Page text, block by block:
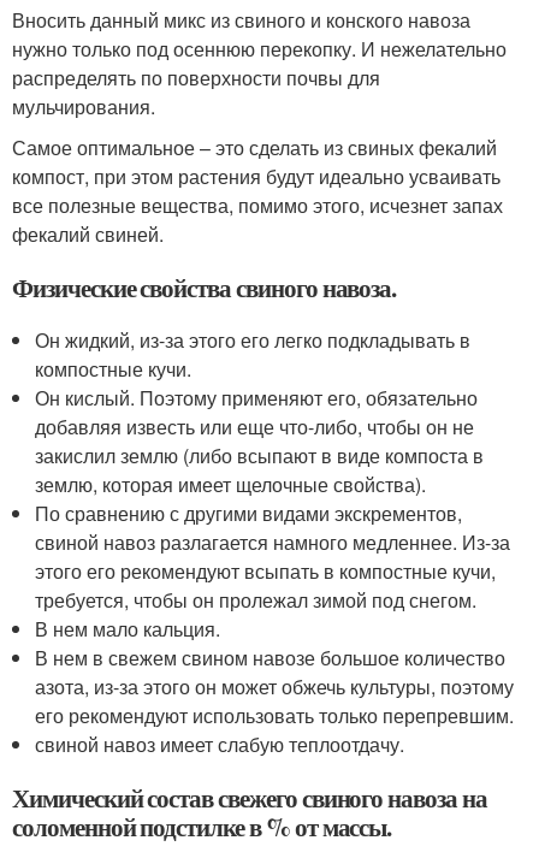
Вносить данный микс из свиного и конского навоза
нужно только под осеннюю перекопку. И нежелательно
распределять по поверхности почвы для
мульчирования.
Самое оптимальное – это сделать из свиных фекалий
компост, при этом растения будут идеально усваивать
все полезные вещества, помимо этого, исчезнет запах
фекалий свиней.
Физические свойства свиного навоза.
Он жидкий, из-за этого его легко подкладывать в
компостные кучи.
Он кислый. Поэтому применяют его, обязательно
добавляя известь или еще что-либо, чтобы он не
закислил землю (либо всыпают в виде компоста в
землю, которая имеет щелочные свойства).
По сравнению с другими видами экскрементов,
свиной навоз разлагается намного медленнее. Из-за
этого его рекомендуют всыпать в компостные кучи,
требуется, чтобы он пролежал зимой под снегом.
В нем мало кальция.
В нем в свежем свином навозе большое количество
азота, из-за этого он может обжечь культуры, поэтому
его рекомендуют использовать только перепревшим.
свиной навоз имеет слабую теплоотдачу.
Химический состав свежего свиного навоза на
соломенной подстилке в % от массы.